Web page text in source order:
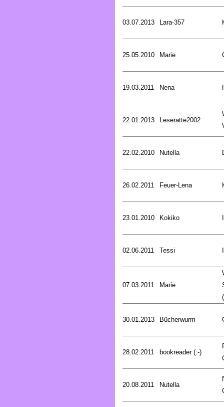
03.07.2013 Lara-357
25.05.2010 Marie
19.03.2011 Nena
22.01.2013 Leseratte2002
22.02.2010 Nutella
26.02.2011 Feuer-Lena
23.01.2010 Kokiko
02.06.2011 Tessi
07.03.2011 Marie
30.01.2013 Bücherwurm
28.02.2011 bookreader (:-)
20.08.2011 Nutella